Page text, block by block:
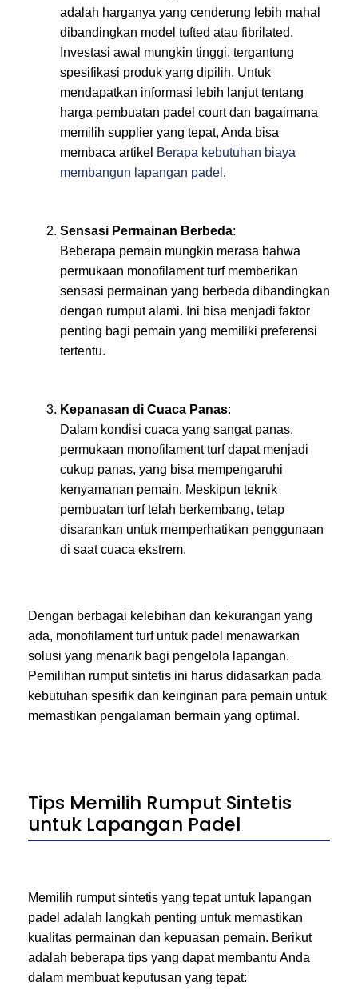
adalah harganya yang cenderung lebih mahal
dibandingkan model tufted atau fibrilated.
Investasi awal mungkin tinggi, tergantung
spesifikasi produk yang dipilih. Untuk
mendapatkan informasi lebih lanjut tentang
harga pembuatan padel court dan bagaimana
memilih supplier yang tepat, Anda bisa
membaca artikel Berapa kebutuhan biaya
membangun lapangan padel .
Sensasi Permainan Berbeda:
Beberapa pemain mungkin merasa bahwa
permukaan monofilament turf memberikan
sensasi permainan yang berbeda dibandingkan
dengan rumput alami. Ini bisa menjadi faktor
penting bagi pemain yang memiliki preferensi
tertentu.
Kepanasan di Cuaca Panas:
Dalam kondisi cuaca yang sangat panas,
permukaan monofilament turf dapat menjadi
cukup panas, yang bisa mempengaruhi
kenyamanan pemain. Meskipun teknik
pembuatan turf telah berkembang, tetap
disarankan untuk memperhatikan penggunaan
di saat cuaca ekstrem.
Dengan berbagai kelebihan dan kekurangan yang
ada, monofilament turf untuk padel menawarkan
solusi yang menarik bagi pengelola lapangan.
Pemilihan rumput sintetis ini harus didasarkan pada
kebutuhan spesifik dan keinginan para pemain untuk
memastikan pengalaman bermain yang optimal.
Tips Memilih Rumput Sintetis
untuk Lapangan Padel
Memilih rumput sintetis yang tepat untuk lapangan
padel adalah langkah penting untuk memastikan
kualitas permainan dan kepuasan pemain. Berikut
adalah beberapa tips yang dapat membantu Anda
dalam membuat keputusan yang tepat: